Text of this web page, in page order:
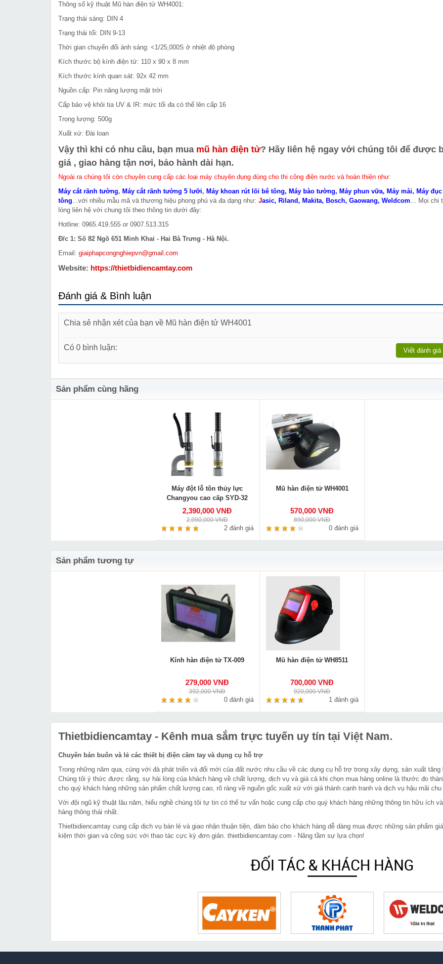
Thông số kỹ thuật Mũ hàn điện tử WH4001:
Trạng thái sáng: DIN 4
Trạng thái tối: DIN 9-13
Thời gian chuyển đổi ánh sáng: <1/25,000S ở nhiệt độ phòng
Kích thước bộ kính điện tử: 110 x 90 x 8 mm
Kích thước kính quan sát: 92x 42 mm
Nguồn cấp: Pin năng lượng mặt trời
Cấp bảo vệ khỏi tia UV & IR: mức tối đa có thể lên cấp 16
Trọng lượng: 500g
Xuất xứ: Đài loan
Vậy thì khi có nhu cầu, bạn mua mũ hàn điện tử? Hãy liên hệ ngay với chúng tôi để được
giá , giao hàng tận nơi, bảo hành dài hạn.
Ngoài ra chúng tôi còn chuyên cung cấp các loại máy chuyên dụng dùng cho thi công điện nước và hoàn thiện như:
Máy cắt rãnh tường, Máy cắt rãnh tường 5 lưỡi, Máy khoan rút lõi bê tông, Máy bào tường, Máy phun vữa, Máy mài, Máy
tông...với nhiều mẫu mã và thương hiệu phong phú và đa dạng như: Jasic, Riland, Makita, Bosch, Gaowang, Weldcom... Mọi chi
lòng liên hệ với chung tôi theo thông tin dưới đây:
Hotline: 0965.419.555 or 0907.513.315
Đ/c 1: Số 82 Ngõ 651 Minh Khai - Hai Bà Trưng - Hà Nội.
Email: giaiphapcongnghiepvn@gmail.com
Website: https://thietbidiencamtay.com
Đánh giá & Bình luận
Chia sẻ nhận xét của bạn về Mũ hàn điện tử WH4001
Có 0 bình luận: Viết đánh giá
Sản phẩm cùng hãng
Máy đột lỗ tôn thủy lực
Changyou cao cấp SYD-32
2,390,000 VNĐ
2,990,000 VNĐ
2 đánh giá
Mũ hàn điện tử WH4001
570,000 VNĐ
890,000 VNĐ
0 đánh giá
Sản phẩm tương tự
Kính hàn điện tử TX-009
279,000 VNĐ
392,000 VNĐ
0 đánh giá
Mũ hàn điện tử WH8511
700,000 VNĐ
920,000 VNĐ
1 đánh giá
Thietbidiencamtay - Kênh mua sắm trực tuyến uy tín tại Việt Nam.
Chuyên bán buôn và lẻ các thiết bị điện cầm tay và dụng cụ hỗ trợ
Trong những năm qua, cùng với đà phát triển và đổi mới của đất nước nhu cầu về các dụng cụ hỗ trợ trong xây dựng, sản xuất
Chúng tôi ý thức được rằng, sự hài lòng của khách hàng về chất lượng, dịch vụ và giá cả khi chọn mua hàng online là thước đo
cho quý khách hàng những sản phẩm chất lượng cao, rõ ràng về nguồn gốc xuất xứ với giá thành cạnh tranh và dịch vụ hậu mãi chu
Với đội ngũ kỹ thuật lâu năm, hiểu nghề chúng tôi tự tin có thể tư vấn hoặc cung cấp cho quý khách hàng những thông tin hữu ích
hàng thông thái nhất.
Thietbidiencamtay cung cấp dịch vụ bán lẻ và giao nhận thuận tiện, đảm bảo cho khách hàng dễ dàng mua được những sản phẩm
kiệm thời gian và công sức với thao tác cực kỳ đơn giản. thietbidiencamtay.com - Nâng tầm sự lựa chọn!
ĐỐI TÁC & KHÁCH HÀNG